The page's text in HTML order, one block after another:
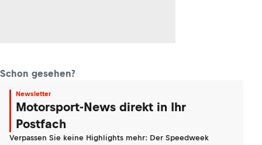
Schon gesehen?
Newsletter
Motorsport-News direkt in Ihr
Postfach
Verpassen Sie keine Highlights mehr: Der Speedweek